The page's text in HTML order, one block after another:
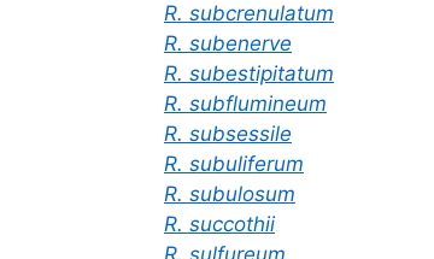
R. subcrenulatum
R. subenerve
R. subestipitatum
R. subflumineum
R. subsessile
R. subuliferum
R. subulosum
R. succothii
R. sulfureum